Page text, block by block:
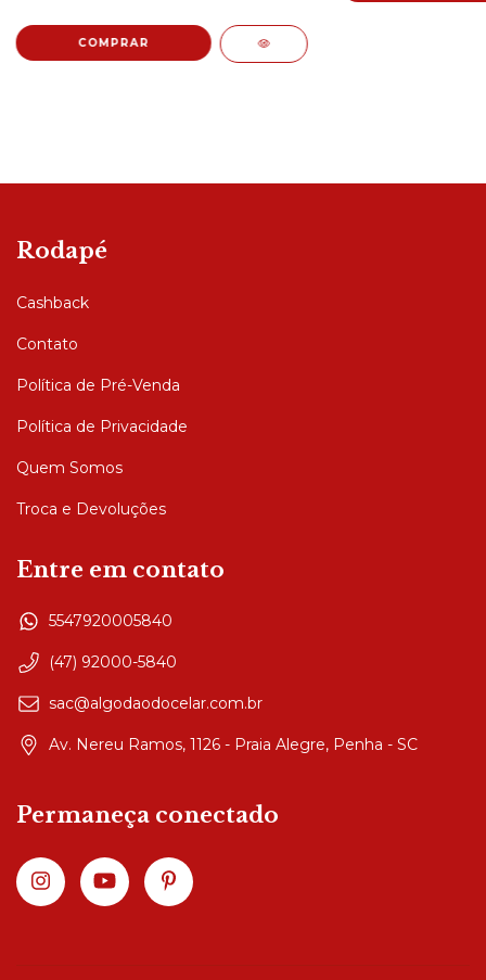
Rodapé
Cashback
Contato
Política de Pré-Venda
Política de Privacidade
Quem Somos
Troca e Devoluções
Entre em contato
5547920005840
(47) 92000-5840
sac@algodaodocelar.com.br
Av. Nereu Ramos, 1126 - Praia Alegre, Penha - SC
Permaneça conectado